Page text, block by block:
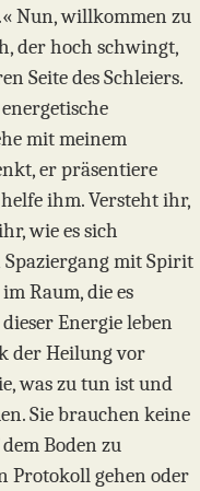
Nun, willkommen zu
der hoch schwingt,
Seite des Schleiers.
mit meinem
er präsentiere
ihm. Versteht ihr,
wie es sich
mit Spirit
Raum, die es
Energie leben
der Heilung vor
was zu tun ist und
Sie brauchen keine
Boden zu
Protokoll gehen oder